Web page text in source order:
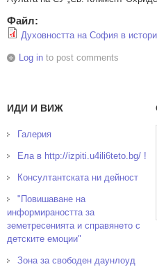
Файл:
Духовността на София в
Log in to post comments
ИДИ И ВИЖ
Галерия
Ела в http://izpiti.u4ili6teto.bg/ !
Консултантската ни дейност
"Повишаване на
информираността за
земетресенията и справянето с
детските емоции"
Зона за свободен даунлоуд